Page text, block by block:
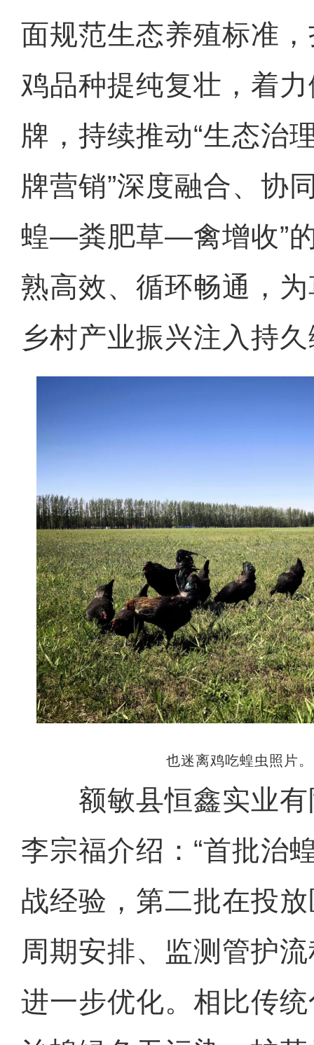
面规范生态养殖标准
鸡品种提纯复壮，着
牌，持续推动“生态治
牌营销”深度融合、协
蝗—粪肥草—禽增收”
熟高效、循环畅通，
乡村产业振兴注入持
也迷离鸡吃蝗虫照片
额敏县恒鑫实业有
李宗福介绍：“首批治
战经验，第二批在投
周期安排、监测管护
进一步优化。相比传